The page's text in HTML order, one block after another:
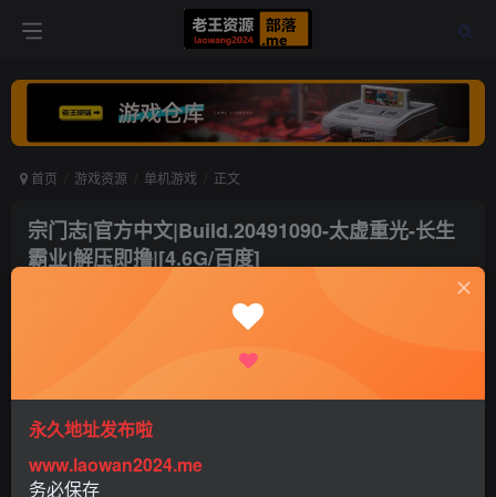
首页 游戏资源 单机游戏 正文
宗门志|官方中文|Build.20491090-太虚重光-长生
霸业|解压即撸|[4.6G/百度]
永久地址发布啦
www.laowan2024.me
务必保存